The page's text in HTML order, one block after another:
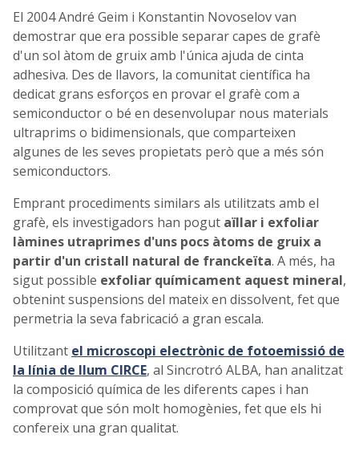
El 2004 André Geim i Konstantin Novoselov van
demostrar que era possible separar capes de grafè
d'un sol àtom de gruix amb l'única ajuda de cinta
adhesiva. Des de llavors, la comunitat científica ha
dedicat grans esforços en provar el grafè com a
semiconductor o bé en desenvolupar nous materials
ultraprims o bidimensionals, que comparteixen
algunes de les seves propietats però que a més són
semiconductors.
Emprant procediments similars als utilitzats amb el
grafè, els investigadors han pogut aïllar i exfoliar
làmines utraprimes d'uns pocs àtoms de gruix a
partir d'un cristall natural de franckeïta. A més, ha
sigut possible exfoliar químicament aquest mineral,
obtenint suspensions del mateix en dissolvent, fet que
permetria la seva fabricació a gran escala.
Utilitzant el microscopi electrònic de fotoemissió de
la línia de llum CIRCE, al Sincrotró ALBA, han analitzat
la composició química de les diferents capes i han
comprovat que són molt homogènies, fet que els hi
confereix una gran qualitat.